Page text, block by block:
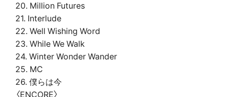
20. Million Futures
21. Interlude
22. Well Wishing Word
23. While We Walk
24. Winter Wonder Wander
25. MC
26. 僕らは今
〈ENCORE〉